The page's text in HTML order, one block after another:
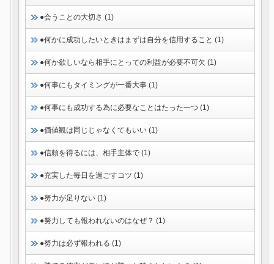
●会うことの大切さ (1)
●何かに成功したいときはまずは自分を信用すること (1)
●何か欲しいなら相手にとっての利益が必要不可欠 (1)
●何事にもタイミングが一番大事 (1)
●何事にも成功する為に必要なことはたった一つ (1)
●価値観は同じじゃなくてもいい (1)
●信頼を得るには、相手主体で (1)
●充実した毎日を過ごすコツ (1)
●努力が足りない (1)
●努力しても報われないのはなぜ？ (1)
●努力は必ず報われる (1)